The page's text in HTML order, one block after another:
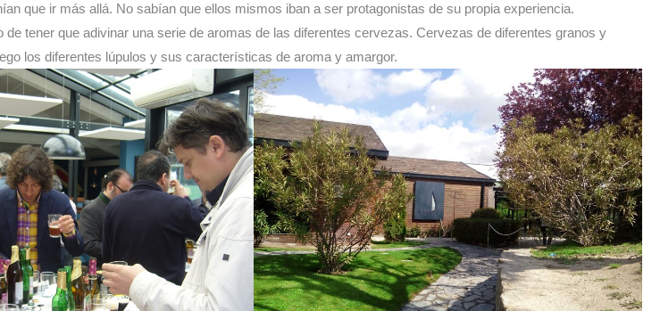
que ir más allá. No sabían que ellos mismos iban a ser protagonistas de su propia experiencia.
tener que adivinar una serie de aromas de las diferentes cervezas. Cervezas de diferentes granos y
los diferentes lúpulos y sus características de aroma y amargor.